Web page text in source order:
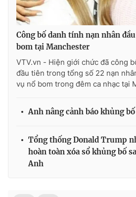
Công bố danh tính nạn nhân
bom tại Manchester
VTV.vn - Hiện giới chức đã công
đầu tiên trong tổng số 22 nạn
vụ nổ bom trong đêm ca nhạc tại
Anh nâng cảnh báo khủng
Tổng thống Donald Trump
hoàn toàn xóa sổ khủng bố
Anh